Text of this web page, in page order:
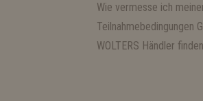
Wie vermesse ich
Teilnahmebedingungen
WOLTERS Händler finden